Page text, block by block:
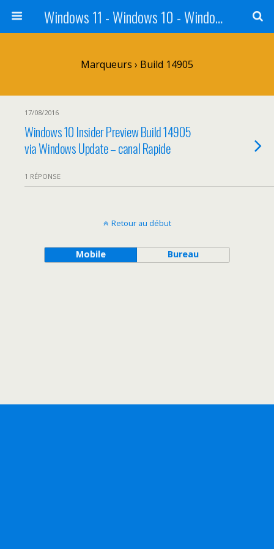
Windows 11 - Windows 10 - Windows 8 - Windows 7 - VISTA
Marqueurs › Build 14905
17/08/2016
Windows 10 Insider Preview Build 14905
via Windows Update – canal Rapide
1 RÉPONSE
Retour au début
Mobile Bureau